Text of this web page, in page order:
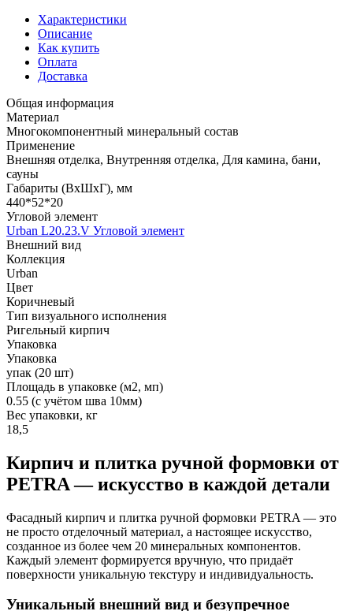
Характеристики
Описание
Как купить
Оплата
Доставка
Общая информация
Материал
Многокомпонентный минеральный состав
Применение
Внешняя отделка, Внутренняя отделка, Для камина, бани,
сауны
Габариты (ВхШхГ), мм
440*52*20
Угловой элемент
Urban L20.23.V Угловой элемент
Внешний вид
Коллекция
Urban
Цвет
Коричневый
Тип визуального исполнения
Ригельный кирпич
Упаковка
Упаковка
упак (20 шт)
Площадь в упаковке (м2, мп)
0.55 (с учётом шва 10мм)
Вес упаковки, кг
18,5
Кирпич и плитка ручной формовки от
PETRA — искусство в каждой детали
Фасадный кирпич и плитка ручной формовки PETRA — это
не просто отделочный материал, а настоящее искусство,
созданное из более чем 20 минеральных компонентов.
Каждый элемент формируется вручную, что придаёт
поверхности уникальную текстуру и индивидуальность.
Уникальный внешний вид и безупречное